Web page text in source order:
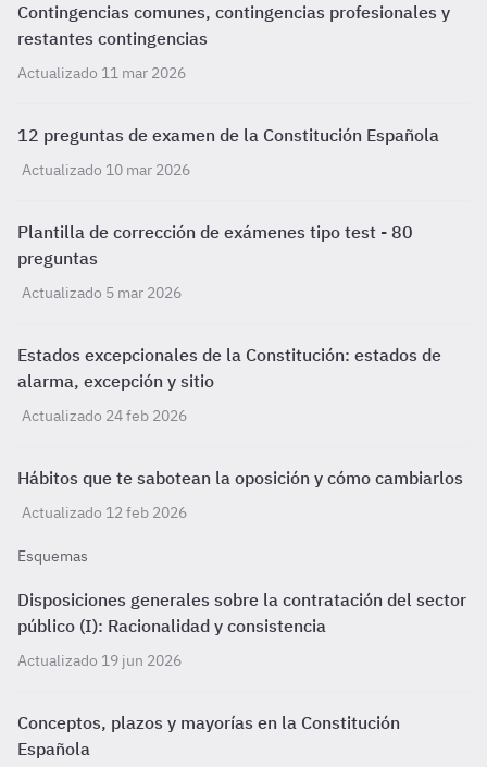
Contingencias comunes, contingencias profesionales y
restantes contingencias
Actualizado 11 mar 2026
12 preguntas de examen de la Constitución Española
Actualizado 10 mar 2026
Plantilla de corrección de exámenes tipo test - 80
preguntas
Actualizado 5 mar 2026
Estados excepcionales de la Constitución: estados de
alarma, excepción y sitio
Actualizado 24 feb 2026
Hábitos que te sabotean la oposición y cómo cambiarlos
Actualizado 12 feb 2026
Esquemas
Disposiciones generales sobre la contratación del sector
público (I): Racionalidad y consistencia
Actualizado 19 jun 2026
Conceptos, plazos y mayorías en la Constitución
Española